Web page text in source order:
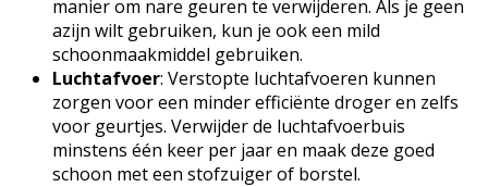
manier om nare geuren te verwijderen. Als je geen
azijn wilt gebruiken, kun je ook een mild
schoonmaakmiddel gebruiken.
Luchtafvoer: Verstopte luchtafvoeren kunnen
zorgen voor een minder efficiënte droger en zelfs
voor geurtjes. Verwijder de luchtafvoerbuis
minstens één keer per jaar en maak deze goed
schoon met een stofzuiger of borstel.